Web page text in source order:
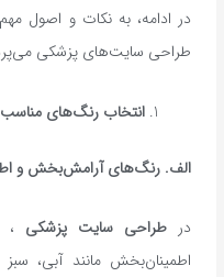
در ادامه، به نکات و اصول
طراحی سایت‌های پزشکی
انتخاب رنگ‌های مناسب
الف. رنگ‌های آرامش‌بخش و
در طراحی سایت پزشکی ،
اطمینان‌بخش مانند آبی،